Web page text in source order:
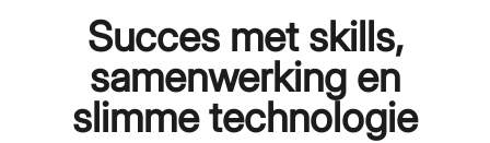
Succes met skills,
samenwerking en
slimme technologie